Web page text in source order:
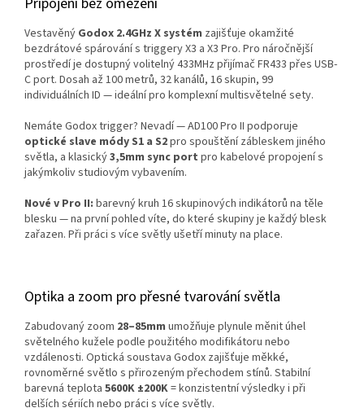
Vestavěný Godox 2.4GHz X systém zajišťuje okamžité
bezdrátové spárování s triggery X3 a X3 Pro. Pro náročnější
prostředí je dostupný volitelný 433MHz přijímač FR433 přes USB-
C port. Dosah až 100 metrů, 32 kanálů, 16 skupin, 99
individuálních ID — ideální pro komplexní multisvětelné sety.
Nemáte Godox trigger? Nevadí — AD100 Pro II podporuje
optické slave módy S1 a S2pro spouštění zábleskem jiného
světla, a klasický3,5mm sync port pro kabelové propojení s
jakýmkoliv studiovým vybavením.
Nové v Pro II: barevný kruh 16 skupinových indikátorů na těle
blesku — na první pohled víte, do které skupiny je každý blesk
zařazen. Při práci s více světly ušetří minuty na place.
Optika a zoom pro přesné tvarování světla
Zabudovaný zoom 28–85mm umožňuje plynule měnit úhel
světelného kužele podle použitého modifikátoru nebo
vzdálenosti. Optická soustava Godox zajišťuje měkké,
rovnoměrné světlo s přirozeným přechodem stínů. Stabilní
barevná teplota 5600K ±200K= konzistentní výsledky i při
delších sériích nebo práci s více světly.